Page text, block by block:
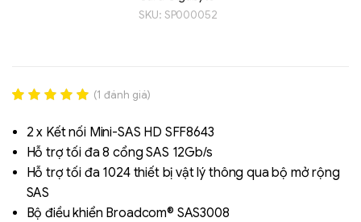
SKU: SP000052
out of 5
based on
đánh giá
(1 đánh giá)
2 x Kết nối Mini-SAS HD SFF8643
Hỗ trợ tối đa 8 cổng SAS 12Gb/s
Hỗ trợ tối đa 1024 thiết bị vật lý thông qua bộ mở rộng
SAS
Bộ điều khiển Broadcom® SAS3008
Liên hệ